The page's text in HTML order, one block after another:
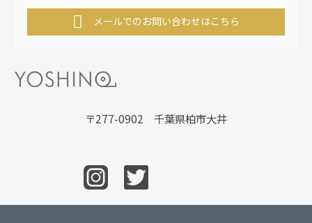
〒277-0902 千葉県柏市大井
メールでのお問い合わせはこちら